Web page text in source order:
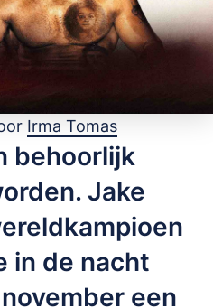
Irma Tomas
behoorlijk
Jake
in de nacht
een